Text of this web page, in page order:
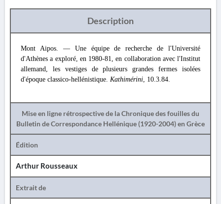
Description
Mont Aipos. — Une équipe de recherche de l'Université
d'Athènes a exploré, en 1980-81, en collaboration avec l'Institut
allemand, les vestiges de plusieurs grandes fermes isolées
d'époque classico-hellénistique. Kathimérini, 10.3.84.
Mise en ligne rétrospective de la Chronique des fouilles du
Bulletin de Correspondance Hellénique (1920-2004) en Grèce
Édition
Arthur Rousseaux
Extrait de